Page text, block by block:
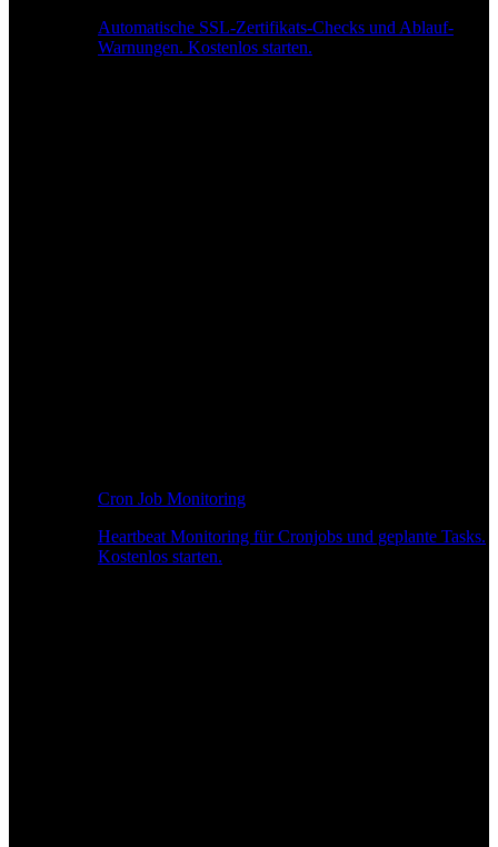
Automatische SSL-Zertifikats-Checks und Ablauf-
Warnungen. Kostenlos starten.
Cron Job Monitoring
Heartbeat Monitoring für Cronjobs und geplante Tasks.
Kostenlos starten.